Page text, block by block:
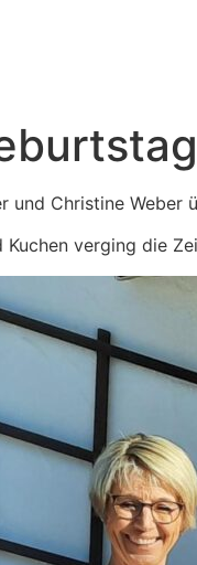
und Christine Weber
Kuchen verging die